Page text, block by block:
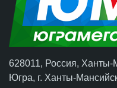
628011, Россия, Ханты-
Югра, г. Ханты-